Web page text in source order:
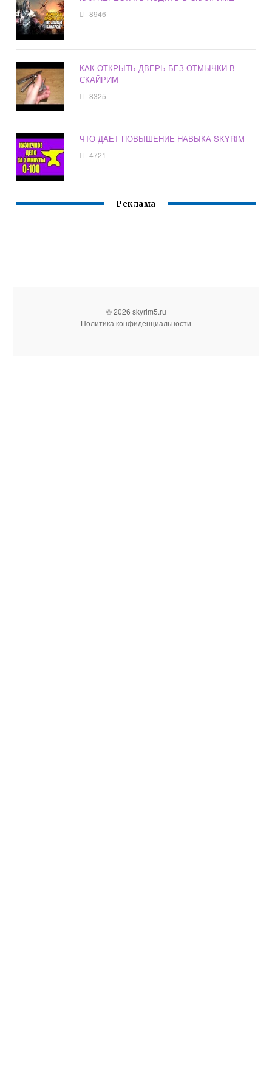
8946
КАК ОТКРЫТЬ ДВЕРЬ БЕЗ ОТМЫЧКИ В
СКАЙРИМ
8325
ЧТО ДАЕТ ПОВЫШЕНИЕ НАВЫКА SKYRIM
4721
Реклама
© 2026 skyrim5.ru
Политика конфиденциальности